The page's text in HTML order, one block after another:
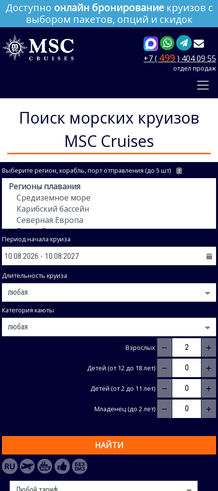
Доступно онлайн бронирование круизов с
выбором пакетов, опций и скидок
+7 ( 499 ) 404 09 55
отдел продаж
Поиск морских круизов
MSC Cruises
Выберите регион, корабль, порт отправления (до 5 шт) ?
Период начала круиза
Длительность круиза
Категория каюты
Взрослых − +
Детей (от 12 до 18 лет) − +
Детей (от 2 до 11 лет) − +
Младенец (до 2 лет) − +
НАЙТИ